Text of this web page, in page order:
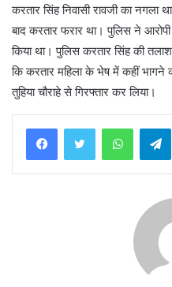
करतार सिंह निवासी रावजी का
बाद करतार फरार था। पुलिस ने
किया था। पुलिस करतार सिंह की
कि करतार महिला के भेष में कहीं भागने
तुहिया चौराहे से गिरफ्तार कर लिया।